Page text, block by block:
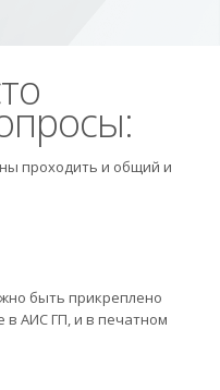
проходить и общий и
быть прикреплено
в АИС ГП, и в печатном